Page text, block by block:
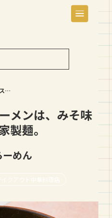
おすすめのおやじラーメンは、みそ味のスープに自慢の自家製麺。
メンは、みそ味
製麺。
めん
イクアウト中華料理店